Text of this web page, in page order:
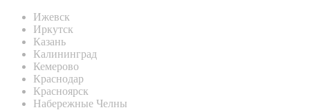
Ижевск
Иркутск
Казань
Калининград
Кемерово
Краснодар
Красноярск
Набережные Челны